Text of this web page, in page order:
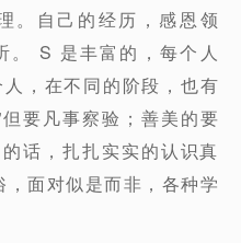
。自己的经历，感恩领
。 S 是丰富的，每个人
，在不同的阶段，也有
要凡事察验；善美的要
话，扎扎实实的认识真
面对似是而非，各种学